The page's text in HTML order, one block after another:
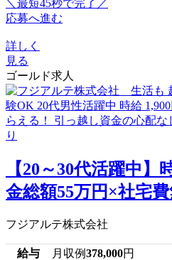
＼最短45秒で完了／
応募へ進む
詳しく
見る
ゴールド求人
【20～30代活躍中】
金総額55万円×社宅
フジアルテ株式会社
給与 月収例378,000円